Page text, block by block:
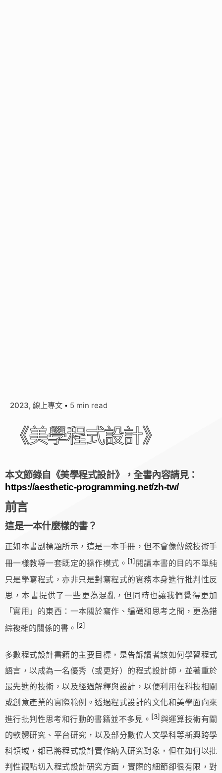
2023 線上專文 5 min read
《美學程式設計》
本文節錄自《美學程式設計》，全書內容請見：
https://aesthetic-programming.net/zh-tw/
前言
這是一本什麼樣的書？
正如本書副標題所示，這是一本手冊，但不會像傳統技術手
冊一樣教導一套既定的操作模式。 [1] 閱讀本書的目的不單純
只是學寫程式，亦非只是對寫程式的實務本身進行批判性反
思，本書提供了一些更為混亂，但同時也讓我們覺得更加
「實用」的東西：一本關於寫作、編碼和思考之間，更為錯
綜複雜的關係的書。 [2]
多數程式設計書籍的主要目標，是告訴讀者該如何學習程式
語言，以成為一名優秀（或更好）的程式設計師，並著重於
最先進的技術，以及經過解釋與設計，以便利用在科技相關
或創意產業的實際範例。透過程式設計的文化和美學面向來
進行批判性思考和行動的書籍並不多見。 [3]與運算技術有關
的軟體研究、平台研究，以及部分數位人文學科等新興跨學
科領域，都已將程式設計實作納入研究對象，但在如何以批
判性觀點切入程式設計研究方面，實際的細節卻很有限，對